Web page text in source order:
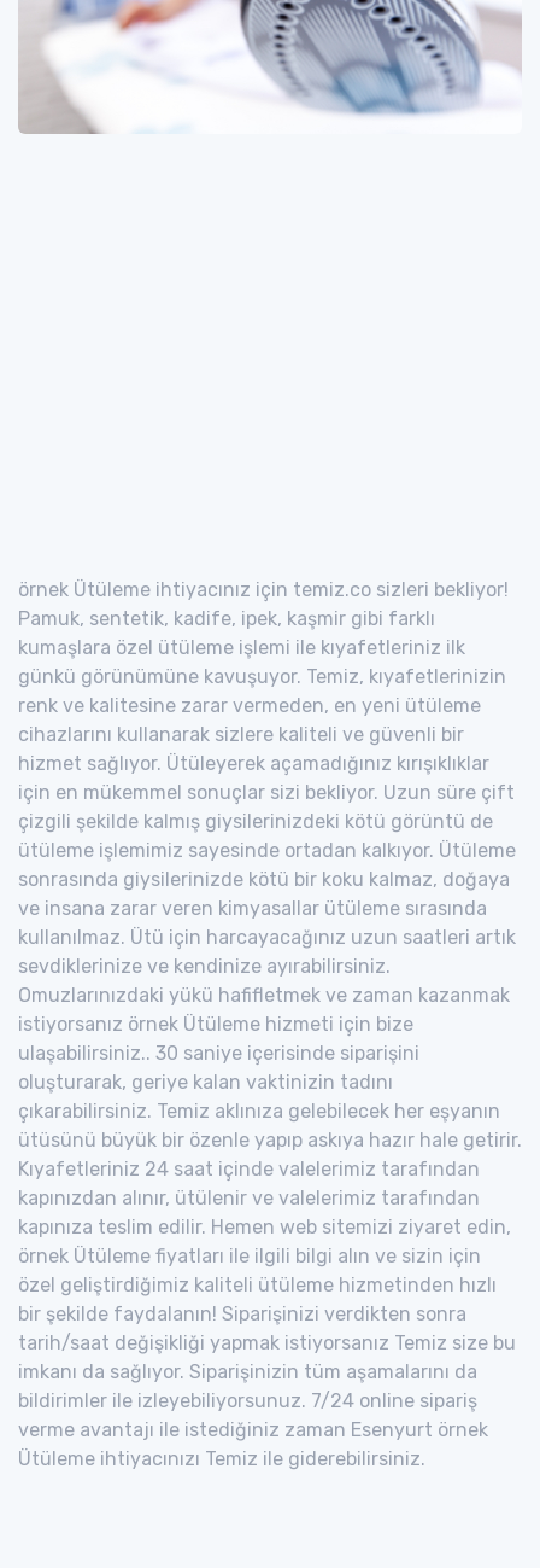
örnek Ütüleme ihtiyacınız için temiz.co sizleri bekliyor!
Pamuk, sentetik, kadife, ipek, kaşmir gibi farklı
kumaşlara özel ütüleme işlemi ile kıyafetleriniz ilk
günkü görünümüne kavuşuyor. Temiz, kıyafetlerinizin
renk ve kalitesine zarar vermeden, en yeni ütüleme
cihazlarını kullanarak sizlere kaliteli ve güvenli bir
hizmet sağlıyor. Ütüleyerek açamadığınız kırışıklıklar
için en mükemmel sonuçlar sizi bekliyor. Uzun süre çift
çizgili şekilde kalmış giysilerinizdeki kötü görüntü de
ütüleme işlemimiz sayesinde ortadan kalkıyor. Ütüleme
sonrasında giysilerinizde kötü bir koku kalmaz, doğaya
ve insana zarar veren kimyasallar ütüleme sırasında
kullanılmaz. Ütü için harcayacağınız uzun saatleri artık
sevdiklerinize ve kendinize ayırabilirsiniz.
Omuzlarınızdaki yükü hafifletmek ve zaman kazanmak
istiyorsanız örnek Ütüleme hizmeti için bize
ulaşabilirsiniz.. 30 saniye içerisinde siparişini
oluşturarak, geriye kalan vaktinizin tadını
çıkarabilirsiniz. Temiz aklınıza gelebilecek her eşyanın
ütüsünü büyük bir özenle yapıp askıya hazır hale getirir.
Kıyafetleriniz 24 saat içinde valelerimiz tarafından
kapınızdan alınır, ütülenir ve valelerimiz tarafından
kapınıza teslim edilir. Hemen web sitemizi ziyaret edin,
örnek Ütüleme fiyatları ile ilgili bilgi alın ve sizin için
özel geliştirdiğimiz kaliteli ütüleme hizmetinden hızlı
bir şekilde faydalanın! Siparişinizi verdikten sonra
tarih/saat değişikliği yapmak istiyorsanız Temiz size bu
imkanı da sağlıyor. Siparişinizin tüm aşamalarını da
bildirimler ile izleyebiliyorsunuz. 7/24 online sipariş
verme avantajı ile istediğiniz zaman Esenyurt örnek
Ütüleme ihtiyacınızı Temiz ile giderebilirsiniz.